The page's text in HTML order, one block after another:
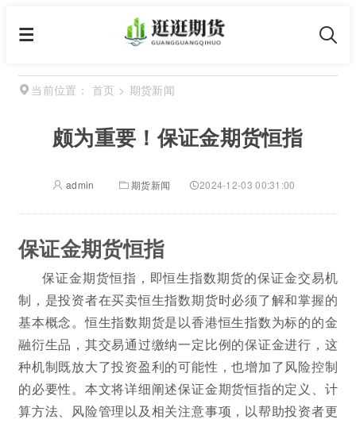
当前位置： 首页 > 期货新闻
颇为重要！保证金期货恒指
admin 期货新闻 2024-12-03 00:31:00
保证金期货恒指
保证金期货恒指，即恒生指数期货的保证金交易机
制，是投资者在买卖恒生指数期货时必须了解和掌握的
基本概念。恒生指数期货是以香港恒生指数为标的的金
融衍生品，其交易通过缴纳一定比例的保证金进行，这
种机制既放大了投资盈利的可能性，也增加了风险控制
的必要性。本文将详细阐述保证金期货恒指的定义、计
算方法、风险管理以及相关注意事项，以帮助投资者更